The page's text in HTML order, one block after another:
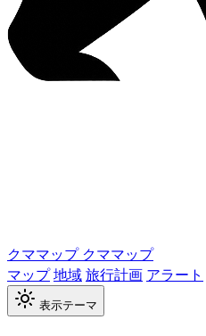
クママップ クママップ
マップ地域旅行計画 アラート
表示テーマ